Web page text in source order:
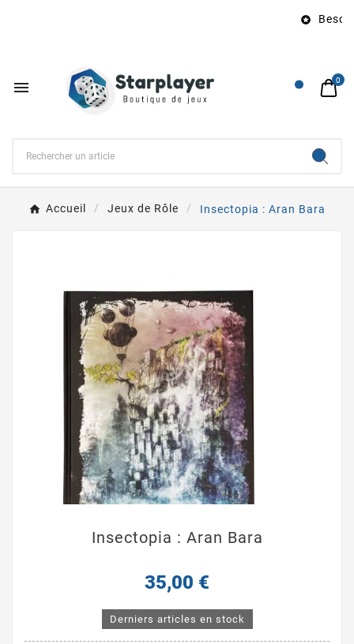
 Besoin
 0
Accueil Jeux de Rôle Insectopia : Aran Bara
Insectopia : Aran Bara
35,00 €
Derniers articles en stock